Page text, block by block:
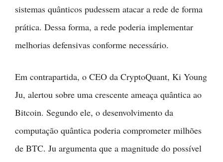
sistemas quânticos pudessem atacar a rede de forma
prática. Dessa forma, a rede poderia implementar
melhorias defensivas conforme necessário.
Em contrapartida, o CEO da CryptoQuant, Ki Young
Ju, alertou sobre uma crescente ameaça quântica ao
Bitcoin. Segundo ele, o desenvolvimento da
computação quântica poderia comprometer milhões
de BTC. Ju argumenta que a magnitude do possível